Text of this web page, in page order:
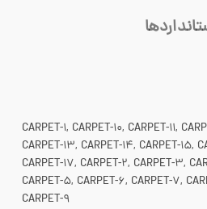
CARPET-1, CARPET-10, CARPET-11,
CARPET-13, CARPET-14, CARPET-15,
CARPET-17, CARPET-2, CARPET-3,
CARPET-5, CARPET-6, CARPET-7,
CARPET-9